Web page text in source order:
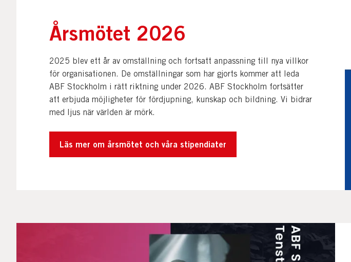
Årsmötet 2026
2025 blev ett år av omställning och fortsatt anpassning till nya villkor
för organisationen. De omställningar som har gjorts kommer att leda
ABF Stockholm i rätt riktning under 2026. ABF Stockholm fortsätter
att erbjuda möjligheter för fördjupning, kunskap och bildning. Vi bidrar
med ljus när världen är mörk.
Läs mer om årsmötet och våra stipendiater